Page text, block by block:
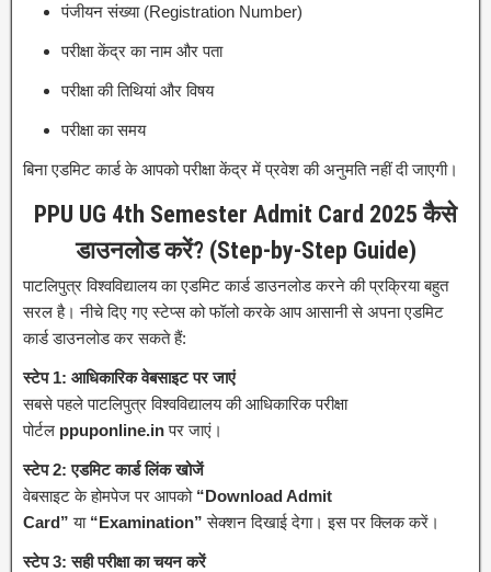
पंजीयन संख्या (Registration Number)
परीक्षा केंद्र का नाम और पता
परीक्षा की तिथियां और विषय
परीक्षा का समय
बिना एडमिट कार्ड के आपको परीक्षा केंद्र में प्रवेश की अनुमति नहीं दी जाएगी।
PPU UG 4th Semester Admit Card 2025 कैसे
डाउनलोड करें? (Step-by-Step Guide)
पाटलिपुत्र विश्वविद्यालय का एडमिट कार्ड डाउनलोड करने की प्रक्रिया बहुत
सरल है। नीचे दिए गए स्टेप्स को फॉलो करके आप आसानी से अपना एडमिट
कार्ड डाउनलोड कर सकते हैं:
स्टेप 1: आधिकारिक वेबसाइट पर जाएं
सबसे पहले पाटलिपुत्र विश्वविद्यालय की आधिकारिक परीक्षा
पोर्टल ppuponline.inपर जाएं।
स्टेप 2: एडमिट कार्ड लिंक खोजें
वेबसाइट के होमपेज पर आपको “Download Admit
Card” या “Examination” सेक्शन दिखाई देगा। इस पर क्लिक करें।
स्टेप 3: सही परीक्षा का चयन करें